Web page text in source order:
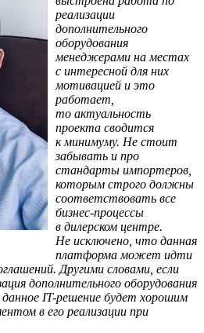
реализации
дополнительного
оборудования
менеджерами на местах
с интересной для них
мотивацией и это
работает,
то актуальность
проекта сводится
к минимуму. Не стоит
забывать и про
стандарты импортеров,
которым строго должны
соответствовать все
бизнес-процессы
в дилерском центре.
Не исключено, что данная
платформа может идти
Другими словами, если
дополнительного оборудования
IT-решение будет хорошим
в его реализации при